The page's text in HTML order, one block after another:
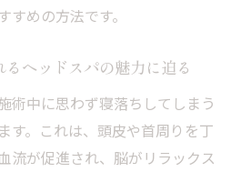
めの方法です。
ヘッドスパの魅力に迫る
術中に思わず寝落ちしてしまう
す。これは、頭皮や首周りを丁
流が促進され、脳がリラックス